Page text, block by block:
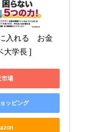
入れる　お金
大学長 ]
市場
ッピング